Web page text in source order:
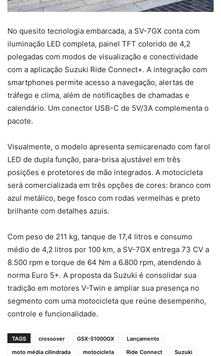
No quesito tecnologia embarcada, a SV-7GX conta com
iluminação LED completa, painel TFT colorido de 4,2
polegadas com modos de visualização e conectividade
com a aplicação Suzuki Ride Connect+. A integração com
smartphones permite acesso a navegação, alertas de
tráfego e clima, além de notificações de chamadas e
calendário. Um conector USB-C de 5V/3A complementa o
pacote.
Visualmente, o modelo apresenta semicarenado com farol
LED de dupla função, para-brisa ajustável em três
posições e protetores de mão integrados. A motocicleta
será comercializada em três opções de cores: branco com
azul metálico, bege fosco com rodas vermelhas e preto
brilhante com detalhes azuis.
Com peso de 211 kg, tanque de 17,4 litros e consumo
médio de 4,2 litros por 100 km, a SV-7GX entrega 73 CV a
8.500 rpm e torque de 64 Nm a 6.800 rpm, atendendo à
norma Euro 5+. A proposta da Suzuki é consolidar sua
tradição em motores V-Twin e ampliar sua presença no
segmento com uma motocicleta que reúne desempenho,
controle e funcionalidade.
TAGS crossover GSX-S1000GX
Lançamento
moto média cilindrada
motocicleta Ride Connect
Suzuki